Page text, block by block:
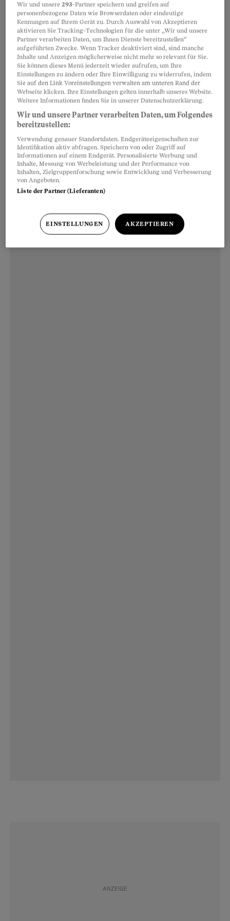
Teilen Merken
Artikel teilen
BGE4C.131/2000: Die Lebenspartnerin eines
Bäckers, die jahrelang in dessen Bäckerei
mitgearbeitet hatte, erhielt gestützt auf das
Arbeitsrecht nachträglich Lohn zugesprochen.
Wir und unsere293-Partner speichern und greifen auf
personenbezogene Daten wie Browserdaten oder eindeutige
Kennungen auf Ihrem Gerät zu. Durch Auswahl von Akzeptieren
aktivieren Sie Tracking-Technologien für die unter „Wir und unsere
Partner verarbeiten Daten, um Ihnen Dienste bereitzustellen“
aufgeführten Zwecke. Wenn Tracker deaktiviert sind, sind manche
Inhalte und Anzeigen möglicherweise nicht mehr so relevant für Sie.
Sie können dieses Menü jederzeit wieder aufrufen, um Ihre
Einstellungen zu ändern oder Ihre Einwilligung zu widerrufen, indem
Sie auf den Link Voreinstellungen verwalten am unteren Rand der
Webseite klicken. Ihre Einstellungen gelten innerhalb unseres Website.
Weitere Informationen finden Sie in unserer Datenschutzerklärung.
Wir und unsere Partner verarbeiten Daten, um Folgendes
bereitzustellen:
Verwendung genauer Standortdaten. Endgeräteeigenschaften zur
Identifikation aktiv abfragen. Speichern von oder Zugriff auf
Informationen auf einem Endgerät. Personalisierte Werbung und
Inhalte, Messung von Werbeleistung und der Performance von
Inhalten, Zielgruppenforschung sowie Entwicklung und Verbesserung
von Angeboten.
Liste der Partner (Lieferanten)
EINSTELLUNGEN AKZEPTIEREN